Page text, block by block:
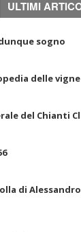
ULTIMI
sogno
delle
del Chianti
di